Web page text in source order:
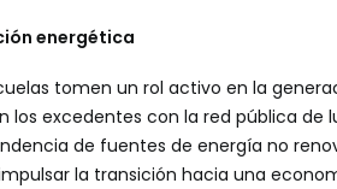
energética
tomen un rol activo en la
excedentes con la red pública de
de fuentes de energía no
la transición hacia una